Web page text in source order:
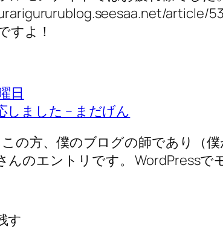
article/
すよ！
日
しました – まだげん
の方、僕のブログの師であり（
んのエントリです。 WordPressで
す